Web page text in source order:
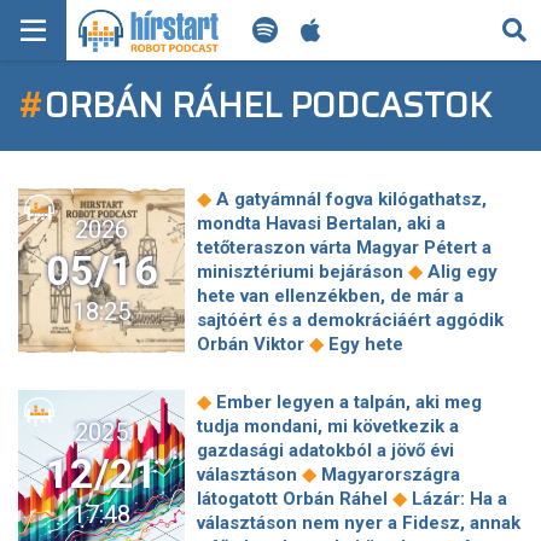
KERESÉS
KEZDŐLAP
FRISS HÍREK
TECH HÍREK
FILM-ZENE-SZÓRAKOZÁS
PLAYLIST
MI AZ A ROBOT PODCAST?
#ORBÁN RÁHEL PODCASTOK
2026
05/16
18:25
◆ A gatyámnál fogva kilógathatsz,
mondta Havasi Bertalan, aki a
tetőteraszon várta Magyar Pétert a
minisztériumi bejáráson ◆ Alig egy
hete van ellenzékben, de már a
sajtóért és a demokráciáért aggódik
Orbán Viktor ◆ Egy hete
miniszterelnok.hu még mindig Orbán
Viktor személyes játszótere ◆
Orbán
Viktor: "Magyar Péter szamárságokat
beszél"◆
Egykori NAV-nyomozó:
Rogán, Tiborcz és a felesége jártak
közben Gattyán súlyos adócsalási
2025
12/21
17:48
◆ Ember legyen a talpán, aki meg
tudja mondani, mi következik a
gazdasági adatokból a jövő évi
választáson ◆ Magyarországra
látogatott Orbán Ráhel ◆ Lázár: Ha a
választáson nem nyer a Fidesz, annak